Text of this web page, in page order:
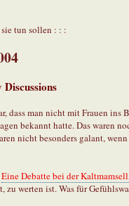
tun sollen : : :
dass man nicht mit Frauen
bekannt hatte. Das waren
nicht besonders galant,
Eine Debatte bei der Kaltmamsell,
zu werten ist. Was für